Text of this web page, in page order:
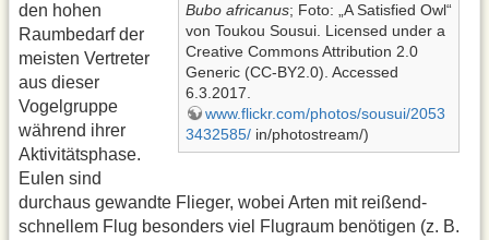
Bubo africanus; Foto: „A Satisfied Owl“
von Toukou Sousui. Licensed under a
Creative Commons Attribution 2.0
Generic (CC-BY2.0). Accessed
6.3.2017.
www.flickr.com/photos/sousui/2053
3432585/ in/photostream/)
den hohen
Raumbedarf der
meisten Vertreter
aus dieser
Vogelgruppe
während ihrer
Aktivitätsphase.
Eulen sind
durchaus gewandte Flieger, wobei Arten mit reißend-
schnellem Flug besonders viel Flugraum benötigen (z. B.